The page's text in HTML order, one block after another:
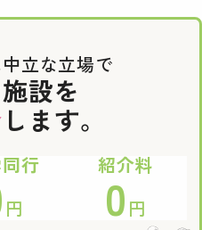
立な立場で
設を
します。
行
円
紹介料
0 円